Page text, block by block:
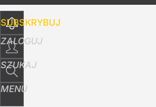
SUBSKRYBUJ
ZALOGUJ
SZUKAJ
MENU